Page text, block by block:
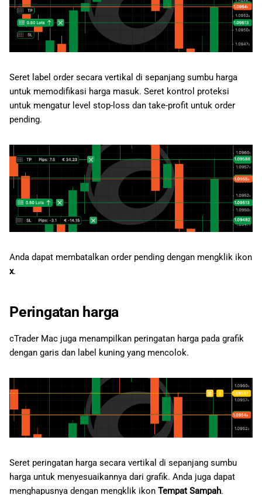
Seret label order secara vertikal di sepanjang sumbu harga
untuk memodifikasi harga masuk. Seret kontrol proteksi
untuk mengatur level stop-loss dan take-profit untuk order
pending.
Anda dapat membatalkan order pending dengan mengklik ikon
x.
Peringatan harga
cTrader Mac juga menampilkan peringatan harga pada grafik
dengan garis dan label kuning yang mencolok.
Seret peringatan harga secara vertikal di sepanjang sumbu
harga untuk menyesuaikannya dari grafik. Anda juga dapat
menghapusnya dengan mengklik ikon Tempat Sampah.